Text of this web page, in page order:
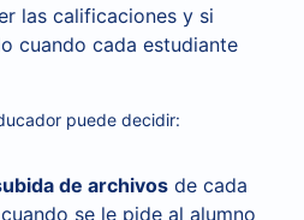
las calificaciones y si
cuando cada estudiante
puede decidir:
de archivos de cada
se le pide al alumno